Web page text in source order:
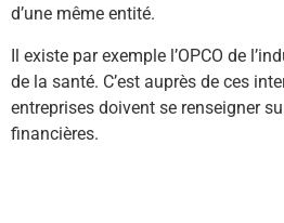
d’une même entité.
Il existe par exemple l’OPCO de
de la santé. C’est auprès de ces
entreprises doivent se renseigner
financières.